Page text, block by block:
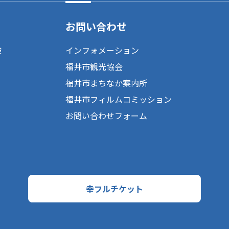
お問い合わせ
インフォメーション
福井市観光協会
福井市まちなか案内所
福井市フィルムコミッション
お問い合わせフォーム
幸フルチケット